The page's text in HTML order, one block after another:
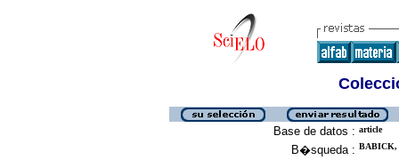
Base de datos : article
B�squeda : BABICK,